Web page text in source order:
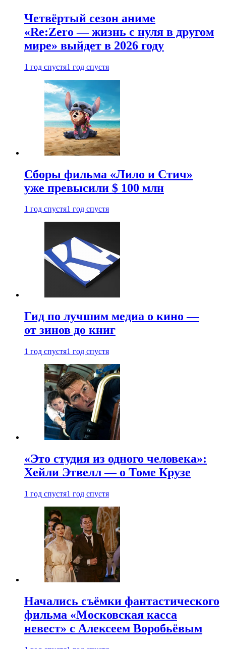
Четвёртый сезон аниме
«Re:Zero — жизнь с нуля в другом
мире» выйдет в 2026 году
1 год спустя1 год спустя
Сборы фильма «Лило и Стич»
уже превысили $ 100 млн
1 год спустя1 год спустя
Гид по лучшим медиа о кино —
от зинов до книг
1 год спустя1 год спустя
«Это студия из одного человека»:
Хейли Этвелл — о Томе Крузе
1 год спустя1 год спустя
Начались съёмки фантастического
фильма «Московская касса
невест» с Алексеем Воробьёвым